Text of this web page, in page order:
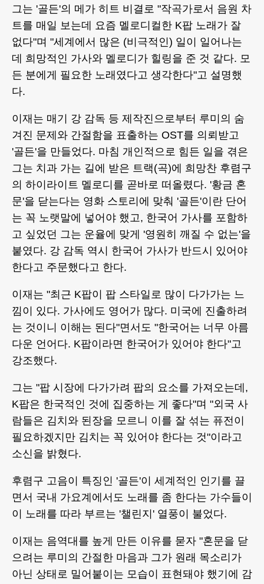
그는 '골든'의 메가 히트 비결로 "작곡가로서 음원 차
트를 매일 보는데 요즘 멜로디컬한 K팝 노래가 잘
없다"며 "세계에서 많은 (비극적인) 일이 일어나는
데 희망적인 가사와 멜로디가 힐링을 준 것 같다. 모
든 분에게 필요한 노래였다고 생각한다"고 설명했
다.
이재는 매기 강 감독 등 제작진으로부터 루미의 숨
겨진 문제와 간절함을 표출하는 OST를 의뢰받고
'골든'을 만들었다. 마침 개인적으로 힘든 일을 겪은
그는 치과 가는 길에 받은 트랙(곡)에 희망찬 후렴구
의 하이라이트 멜로디를 곧바로 떠올렸다. '황금 혼
문'을 닫는다는 영화 스토리에 맞춰 '골든'이란 단어
는 꼭 노랫말에 넣어야 했고, 한국어 가사를 포함하
고 싶었던 그는 운율에 맞게 '영원히 깨질 수 없는'을
붙였다. 강 감독 역시 한국어 가사가 반드시 있어야
한다고 주문했다고 한다.
이재는 "최근 K팝이 팝 스타일로 많이 다가가는 느
낌이 있다. 가사에도 영어가 많다. 미국에 진출하려
는 것이니 이해는 된다"면서도 "한국어는 너무 아름
다운 언어다. K팝이라면 한국어가 있어야 한다"고
강조했다.
그는 "팝 시장에 다가가려 팝의 요소를 가져오는데,
K팝은 한국적인 것에 집중하는 게 좋다"며 "외국 사
람들은 김치와 된장을 모르니 이를 잘 섞는 퓨전이
필요하겠지만 김치는 꼭 있어야 한다는 것"이라고
소신을 밝혔다.
후렴구 고음이 특징인 '골든'이 세계적인 인기를 끌
면서 국내 가요계에서도 노래를 좀 한다는 가수들이
이 노래를 따라 부르는 '챌린지' 열풍이 불었다.
이재는 음역대를 높게 만든 이유를 묻자 "혼문을 닫
으려는 루미의 간절한 마음과 그가 원래 목소리가
아닌 상태로 밀어붙이는 모습이 표현돼야 했기에 감